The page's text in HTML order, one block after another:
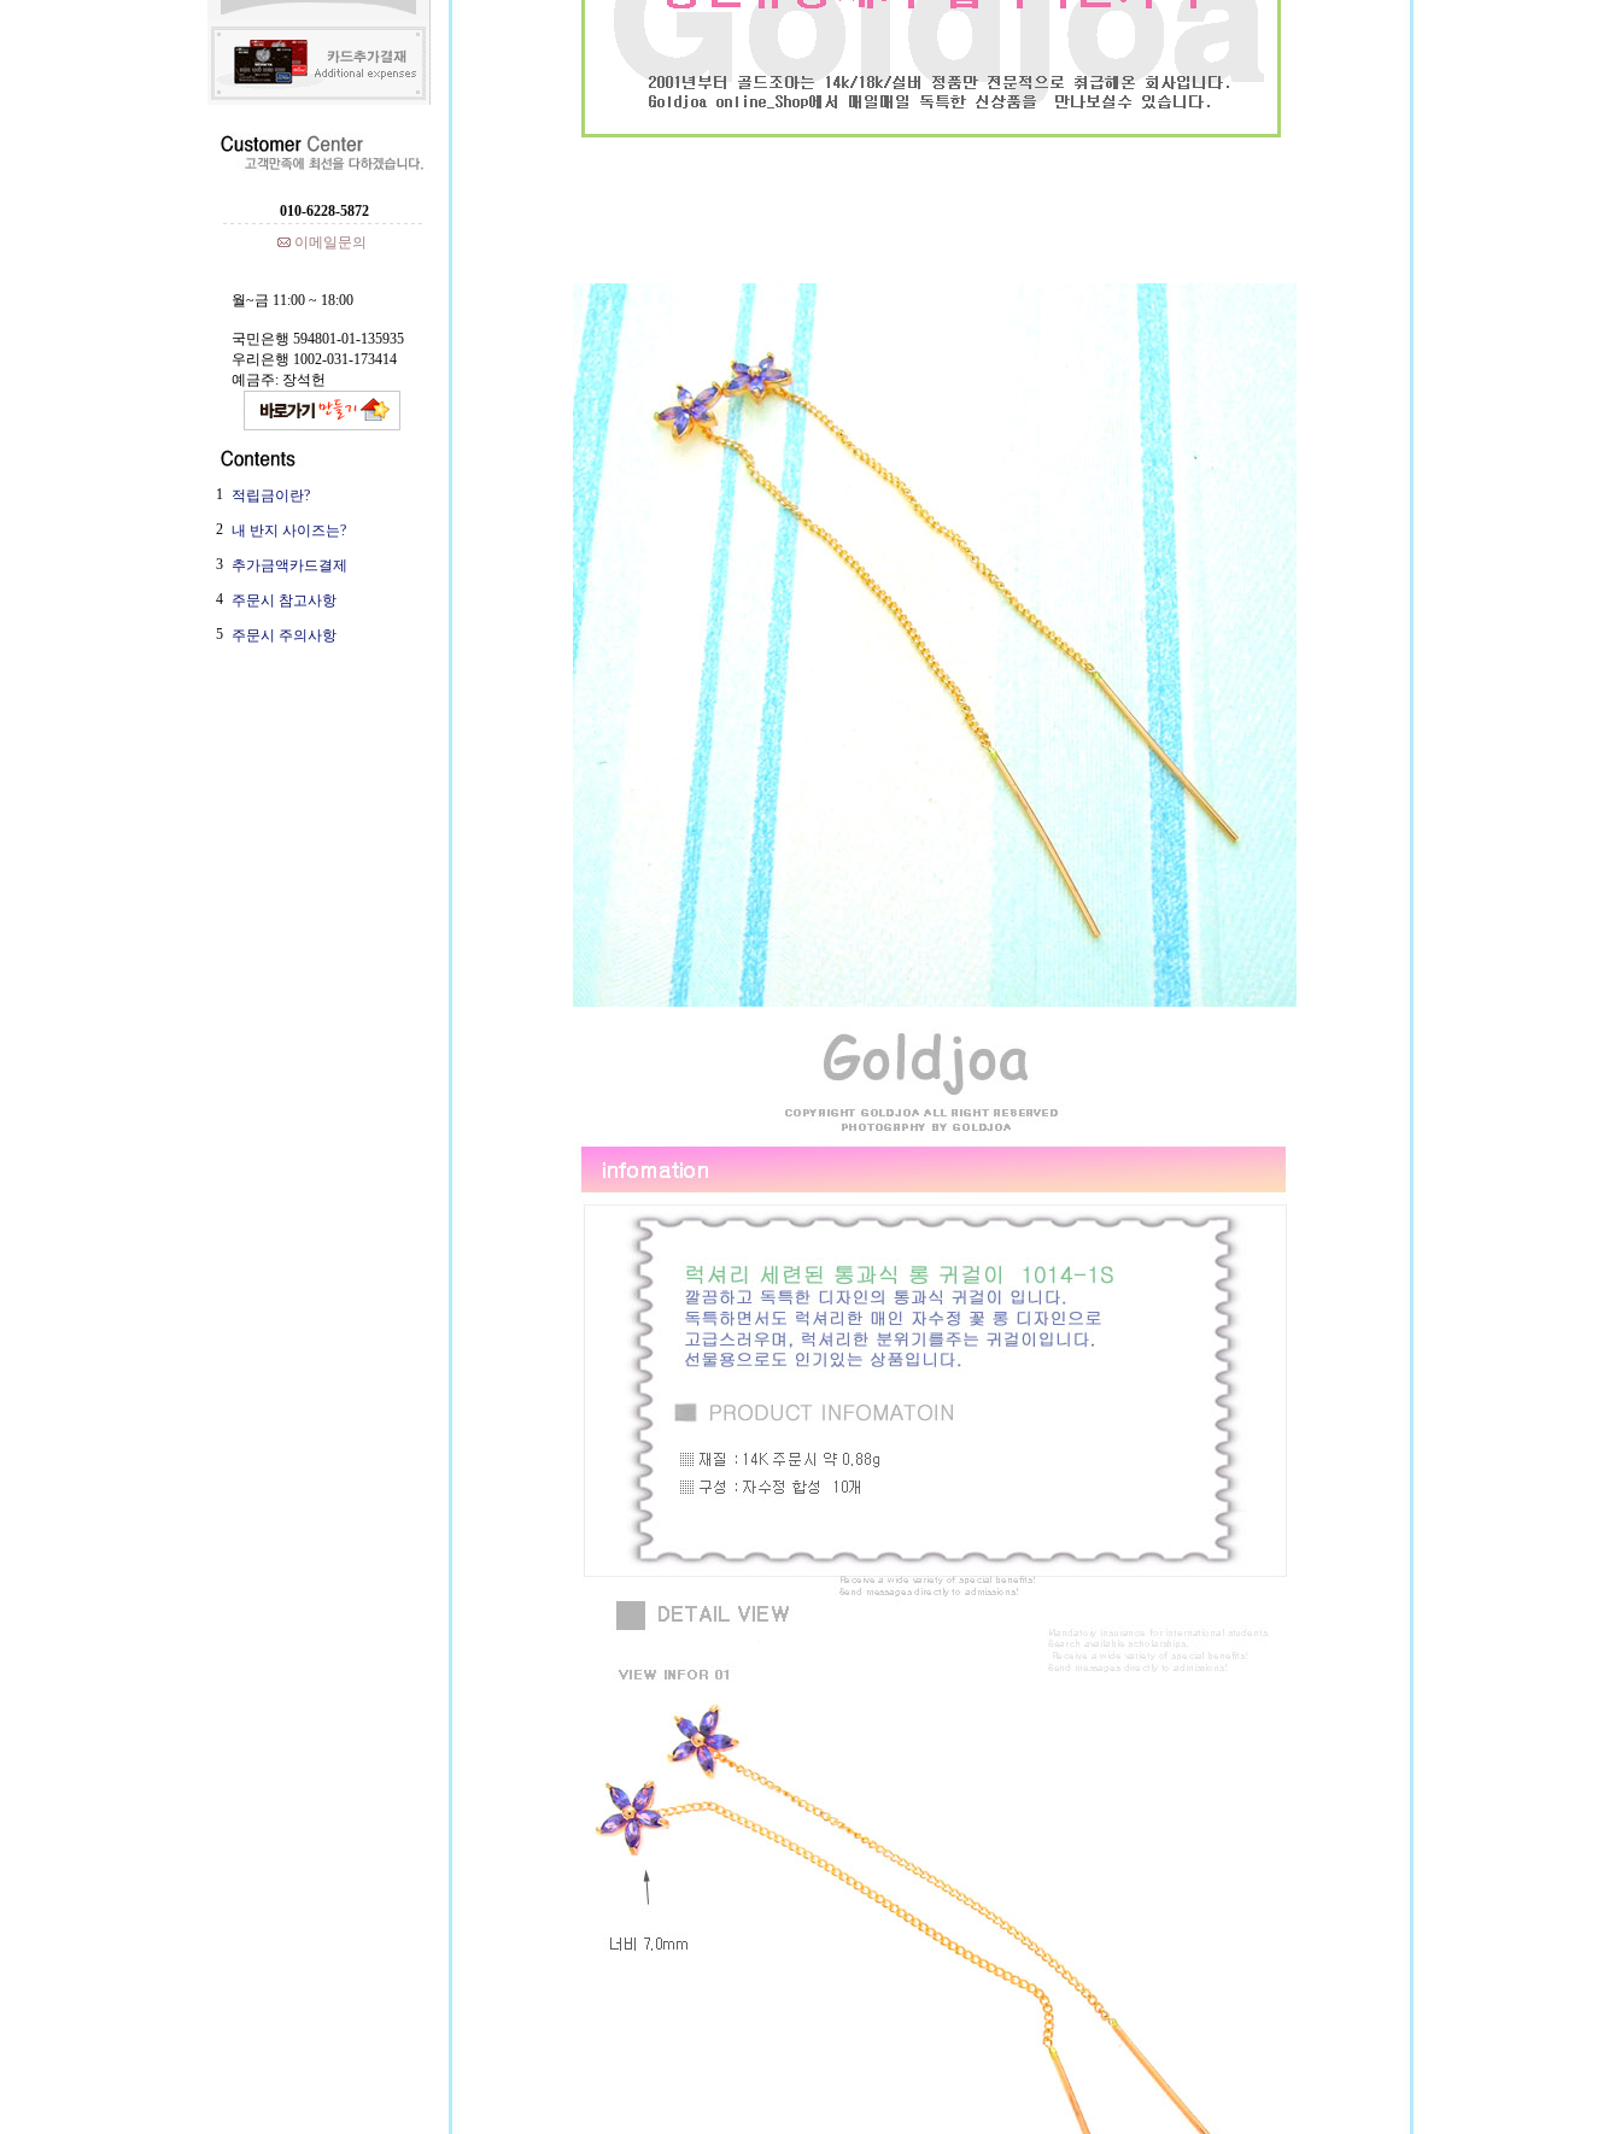
010-6228-5872
이메일문의
월~금 11:00 ~ 18:00
국민은행 594801-01-135935
우리은행 1002-031-173414
예금주: 장석헌
1 적립금이란?
2 내 반지 사이즈는?
3 추가금액카드결제
4 주문시 참고사항
5 주문시 주의사항